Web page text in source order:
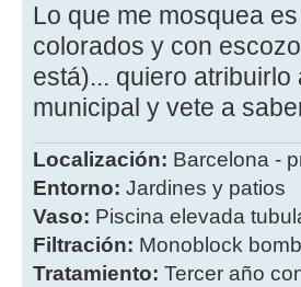
Lo que me mosquea
colorados y con
está)... quiero
municipal y vete a
Localización: Barcelona -
Entorno: Jardines y patios
Vaso: Piscina elevada
Filtración: Monoblock
Tratamiento: Tercer año